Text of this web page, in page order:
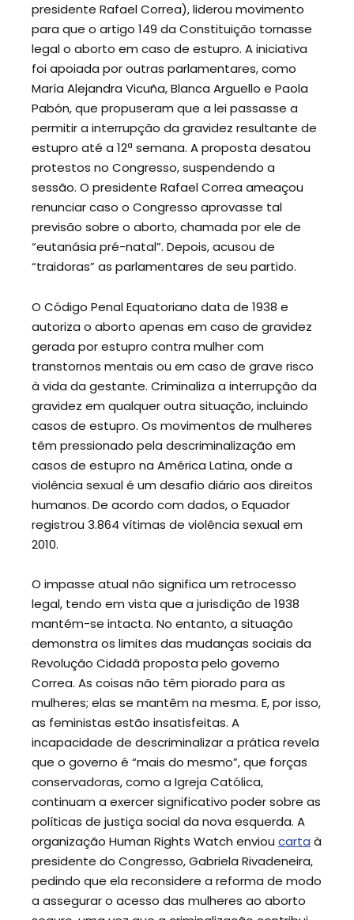
presidente Rafael Correa), liderou movimento
para que o artigo 149 da Constituição tornasse
legal o aborto em caso de estupro. A iniciativa
foi apoiada por outras parlamentares, como
María Alejandra Vicuña, Blanca Arguello e Paola
Pabón, que propuseram que a lei passasse a
permitir a interrupção da gravidez resultante de
estupro até a 12ª semana. A proposta desatou
protestos no Congresso, suspendendo a
sessão. O presidente Rafael Correa ameaçou
renunciar caso o Congresso aprovasse tal
previsão sobre o aborto, chamada por ele de
“eutanásia pré-natal”. Depois, acusou de
“traidoras” as parlamentares de seu partido.
O Código Penal Equatoriano data de 1938 e
autoriza o aborto apenas em caso de gravidez
gerada por estupro contra mulher com
transtornos mentais ou em caso de grave risco
à vida da gestante. Criminaliza a interrupção da
gravidez em qualquer outra situação, incluindo
casos de estupro. Os movimentos de mulheres
têm pressionado pela descriminalização em
casos de estupro na América Latina, onde a
violência sexual é um desafio diário aos direitos
humanos. De acordo com dados, o Equador
registrou 3.864 vítimas de violência sexual em
2010.
O impasse atual não significa um retrocesso
legal, tendo em vista que a jurisdição de 1938
mantém-se intacta. No entanto, a situação
demonstra os limites das mudanças sociais da
Revolução Cidadã proposta pelo governo
Correa. As coisas não têm piorado para as
mulheres; elas se mantêm na mesma. E, por isso,
as feministas estão insatisfeitas. A
incapacidade de descriminalizar a prática revela
que o governo é “mais do mesmo”, que forças
conservadoras, como a Igreja Católica,
continuam a exercer significativo poder sobre as
políticas de justiça social da nova esquerda. A
organização Human Rights Watch enviou carta à
presidente do Congresso, Gabriela Rivadeneira,
pedindo que ela reconsidere a reforma de modo
a assegurar o acesso das mulheres ao aborto